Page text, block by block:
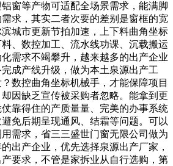
窗等产物可适配全场景需求，能满脚
求，其实二者次要的差别是窗框的宽
城市更新节拍加速，上下料曲角坐标
、数控加工、流水线功课、沉载搬运
需求不竭攀升，越来越多的出产企业
成产线升级，做为本土泉源出产工
数控曲角坐标机械手，才能保障项目
因缺乏宣传被采购者忽略。能拿到更
靠得住的产质量量、完美的办事系统
免后期呈现通风、结霜等问题。可以
需求，省三三盛世门窗无限公司做为
出产企业，优先选择泉源出产厂家，
要求，不管是家拆业从自行选购，第